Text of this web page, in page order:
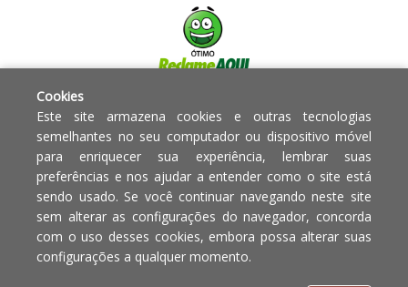
Powered by:
Copyright © 2010 - 2017 Razão
social Blumenau - RA OBJETOS PARA
O LAR EIRELI CNPJ -
Em caso de divergência de
preços, o valor válido é o do
Cookies
Este site armazena cookies e outras tecnologias
semelhantes no seu computador ou dispositivo móvel
para enriquecer sua experiência, lembrar suas
preferências e nos ajudar a entender como o site está
sendo usado. Se você continuar navegando neste site
sem alterar as configurações do navegador, concorda
com o uso desses cookies, embora possa alterar suas
configurações a qualquer momento.